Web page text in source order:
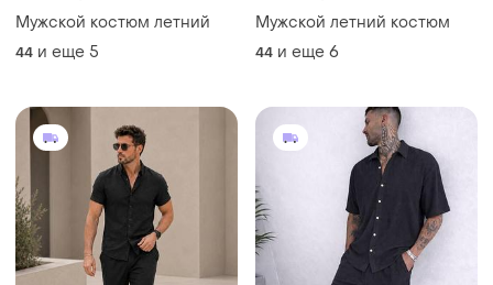
Мужской костюм летний
44 и еще 5
Мужской летний костюм
44 и еще 6